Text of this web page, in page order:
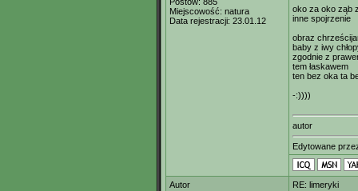
Miejscowość: natura
Data rejestracji: 23.01.12
oko za oko ząb
inne spojrzenie
obraz
baby z iwy
zgodnie z
tem łaskawem
ten bez oka ta
-:))))
autor
Edytowane
Autor
RE: limeryki